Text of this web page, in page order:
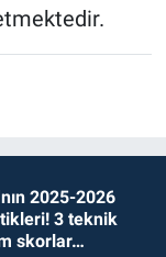
2025-2026
3 teknik
skorlar…